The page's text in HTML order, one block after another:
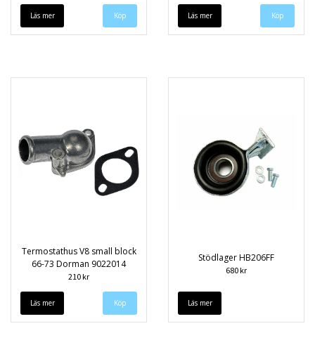
Läs mer Läs mer
Termostathus V8 small block
66-73 Dorman 9022014
210 kr
Läs mer
Stödlager HB206FF
680 kr
Läs mer